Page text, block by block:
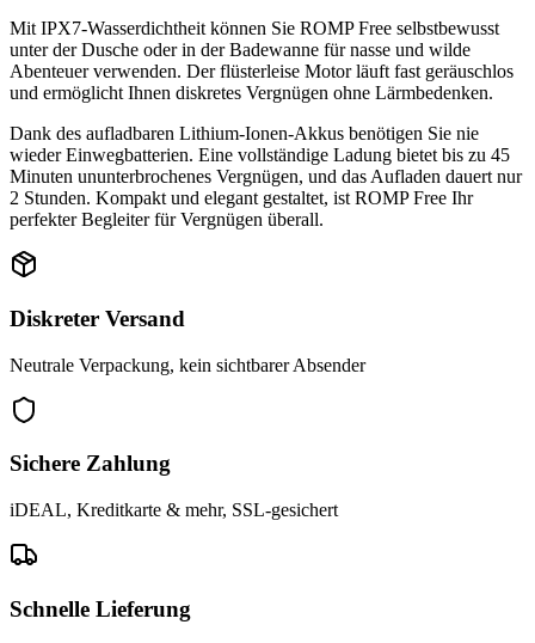
Mit IPX7-Wasserdichtheit können Sie ROMP Free selbstbewusst
unter der Dusche oder in der Badewanne für nasse und wilde
Abenteuer verwenden. Der flüsterleise Motor läuft fast geräuschlos
und ermöglicht Ihnen diskretes Vergnügen ohne Lärmbedenken.
Dank des aufladbaren Lithium-Ionen-Akkus benötigen Sie nie
wieder Einwegbatterien. Eine vollständige Ladung bietet bis zu 45
Minuten ununterbrochenes Vergnügen, und das Aufladen dauert nur
2 Stunden. Kompakt und elegant gestaltet, ist ROMP Free Ihr
perfekter Begleiter für Vergnügen überall.
Diskreter Versand
Neutrale Verpackung, kein sichtbarer Absender
Sichere Zahlung
iDEAL, Kreditkarte & mehr, SSL-gesichert
Schnelle Lieferung